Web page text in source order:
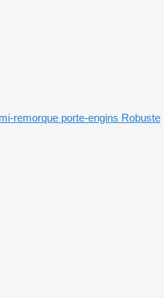
remorque porte-engins Robuste